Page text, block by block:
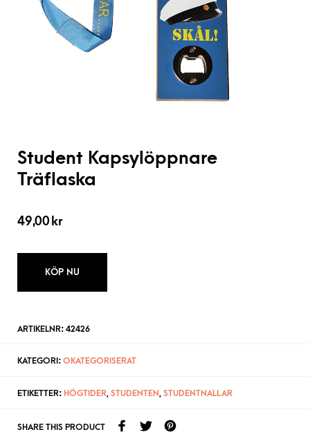
Student Kapsylöppnare
Träflaska
49,00 kr
KÖP NU
ARTIKELNR: 42426
KATEGORI: OKATEGORISERAT
ETIKETTER: HÖGTIDER, STUDENTEN, STUDENTNALLAR
SHARE THIS PRODUCT